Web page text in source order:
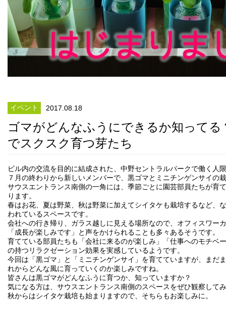
イベント 2017.08.18
ゴマがどんなふうにできるか知ってる
でスクスク育つ芽たち
ビル内の交流を目的に結成された、中野セントラルパークで働く人
７月の終わりから新しいメンバーで、黒ゴマとミニチンゲンサイの
サウスエントランス南側の一角には、季節ごとに園芸部員たちが育
ります。
春はお花、夏は野菜、秋は野菜に加えてシイタケも栽培するなど、
われているスペースです。
会社への行き帰り、ガラス越しに見える場所なので、オフィスワー
「成長が楽しみです」と声をかけられることも多々あるそうです。
育てている部員たちも「会社に来るのが楽しみ」「仕事へのモチベ
の持つリラクゼーション効果を実感しているようです。
今回は「黒ゴマ」と「ミニチンゲンサイ」を育てていますが、まだ
れからどんな風に育っていくのか楽しみですね。
皆さんは黒ゴマがどんなふうに育つか、知っていますか？
気になる方は、サウスエントランス南側のスペースをぜひ観察して
秋からはシイタケ栽培も始まりますので、そちらもお楽しみに。